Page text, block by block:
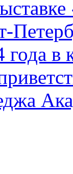
года